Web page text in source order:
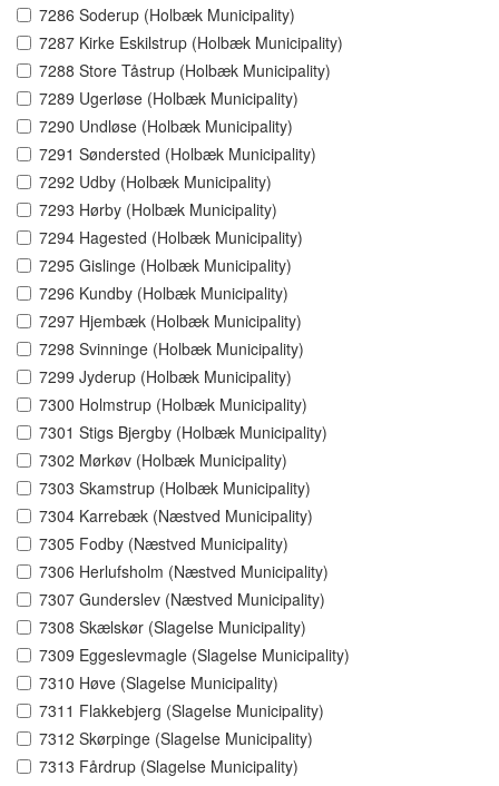
7286 Soderup (Holbæk Municipality)
7287 Kirke Eskilstrup (Holbæk Municipality)
7288 Store Tåstrup (Holbæk Municipality)
7289 Ugerløse (Holbæk Municipality)
7290 Undløse (Holbæk Municipality)
7291 Søndersted (Holbæk Municipality)
7292 Udby (Holbæk Municipality)
7293 Hørby (Holbæk Municipality)
7294 Hagested (Holbæk Municipality)
7295 Gislinge (Holbæk Municipality)
7296 Kundby (Holbæk Municipality)
7297 Hjembæk (Holbæk Municipality)
7298 Svinninge (Holbæk Municipality)
7299 Jyderup (Holbæk Municipality)
7300 Holmstrup (Holbæk Municipality)
7301 Stigs Bjergby (Holbæk Municipality)
7302 Mørkøv (Holbæk Municipality)
7303 Skamstrup (Holbæk Municipality)
7304 Karrebæk (Næstved Municipality)
7305 Fodby (Næstved Municipality)
7306 Herlufsholm (Næstved Municipality)
7307 Gunderslev (Næstved Municipality)
7308 Skælskør (Slagelse Municipality)
7309 Eggeslevmagle (Slagelse Municipality)
7310 Høve (Slagelse Municipality)
7311 Flakkebjerg (Slagelse Municipality)
7312 Skørpinge (Slagelse Municipality)
7313 Fårdrup (Slagelse Municipality)